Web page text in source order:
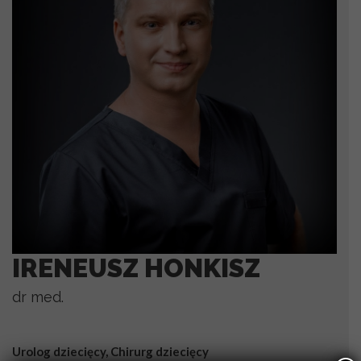
IRENEUSZ HONKISZ
dr med.
Urolog dziecięcy, Chirurg dziecięcy